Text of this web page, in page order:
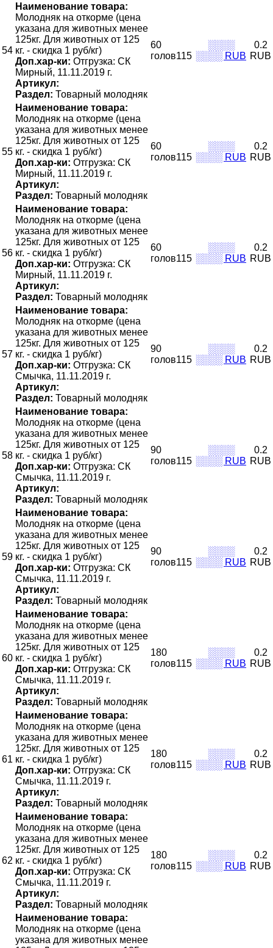
54
Наименование товара:
Молодняк на откорме (цена
указана для животных менее
125кг. Для животных от 125
кг. - скидка 1 руб/кг)
Доп.хар-ки: Отгрузка: СК
Мирный, 11.11.2019 г.
Артикул:
Раздел: Товарный молодняк
60
голов115
░░░░
░░░░ RUB
0.2
RUB
55
Наименование товара:
Молодняк на откорме (цена
указана для животных менее
125кг. Для животных от 125
кг. - скидка 1 руб/кг)
Доп.хар-ки: Отгрузка: СК
Мирный, 11.11.2019 г.
Артикул:
Раздел: Товарный молодняк
60
голов115
░░░░
░░░░ RUB
0.2
RUB
56
Наименование товара:
Молодняк на откорме (цена
указана для животных менее
125кг. Для животных от 125
кг. - скидка 1 руб/кг)
Доп.хар-ки: Отгрузка: СК
Мирный, 11.11.2019 г.
Артикул:
Раздел: Товарный молодняк
60
голов115
░░░░
░░░░ RUB
0.2
RUB
57
Наименование товара:
Молодняк на откорме (цена
указана для животных менее
125кг. Для животных от 125
кг. - скидка 1 руб/кг)
Доп.хар-ки: Отгрузка: СК
Смычка, 11.11.2019 г.
Артикул:
Раздел: Товарный молодняк
90
голов115
░░░░
░░░░ RUB
0.2
RUB
58
Наименование товара:
Молодняк на откорме (цена
указана для животных менее
125кг. Для животных от 125
кг. - скидка 1 руб/кг)
Доп.хар-ки: Отгрузка: СК
Смычка, 11.11.2019 г.
Артикул:
Раздел: Товарный молодняк
90
голов115
░░░░
░░░░ RUB
0.2
RUB
59
Наименование товара:
Молодняк на откорме (цена
указана для животных менее
125кг. Для животных от 125
кг. - скидка 1 руб/кг)
Доп.хар-ки: Отгрузка: СК
Смычка, 11.11.2019 г.
Артикул:
Раздел: Товарный молодняк
90
голов115
░░░░
░░░░ RUB
0.2
RUB
60
Наименование товара:
Молодняк на откорме (цена
указана для животных менее
125кг. Для животных от 125
кг. - скидка 1 руб/кг)
Доп.хар-ки: Отгрузка: СК
Смычка, 11.11.2019 г.
Артикул:
Раздел: Товарный молодняк
180
голов115
░░░░
░░░░ RUB
0.2
RUB
61
Наименование товара:
Молодняк на откорме (цена
указана для животных менее
125кг. Для животных от 125
кг. - скидка 1 руб/кг)
Доп.хар-ки: Отгрузка: СК
Смычка, 11.11.2019 г.
Артикул:
Раздел: Товарный молодняк
180
голов115
░░░░
░░░░ RUB
0.2
RUB
62
Наименование товара:
Молодняк на откорме (цена
указана для животных менее
125кг. Для животных от 125
кг. - скидка 1 руб/кг)
Доп.хар-ки: Отгрузка: СК
Смычка, 11.11.2019 г.
Артикул:
Раздел: Товарный молодняк
180
голов115
░░░░
░░░░ RUB
0.2
RUB
Наименование товара:
Молодняк на откорме (цена
указана для животных менее